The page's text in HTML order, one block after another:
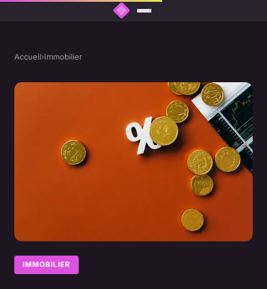
Accueil›Immobilier
IMMOBILIER